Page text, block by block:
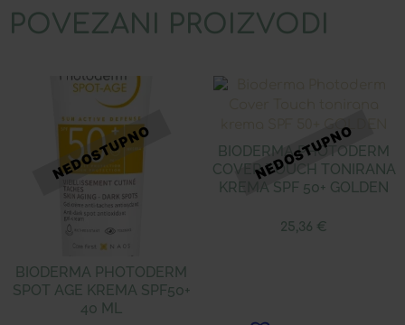
POVEZANI PROIZVODI
BIODERMA PHOTODERM
SPOT AGE KREMA SPF50+
40 ML
BIODERMA PHOTODERM
COVER TOUCH TONIRANA
KREMA SPF 50+ GOLDEN
25,36 €